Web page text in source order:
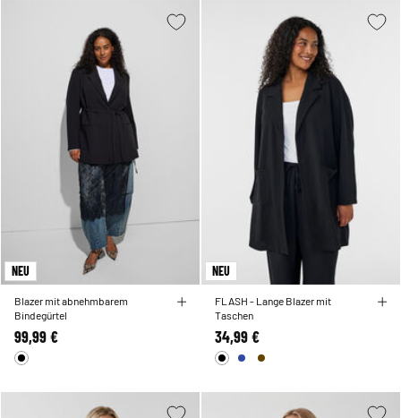
NEU
Blazer mit abnehmbarem
Bindegürtel
99,99 €
NEU
FLASH - Lange Blazer mit
Taschen
34,99 €